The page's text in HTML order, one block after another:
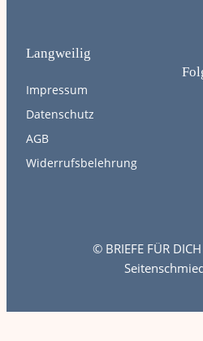
Langweilig
Impressum
Datenschutz
AGB
Widerrufsbelehrung
© BRIEFE FÜR